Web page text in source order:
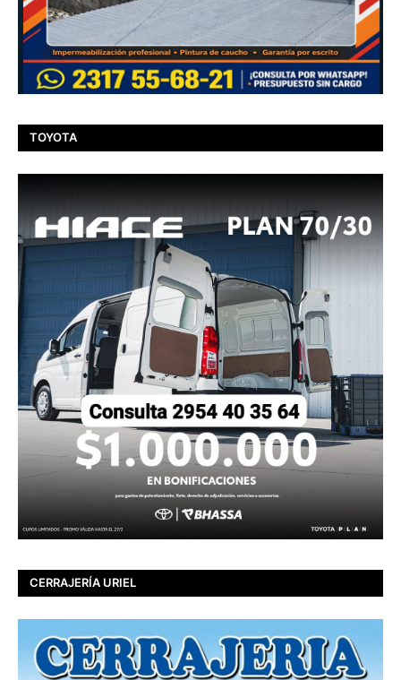
TOYOTA
CERRAJERÍA URIEL